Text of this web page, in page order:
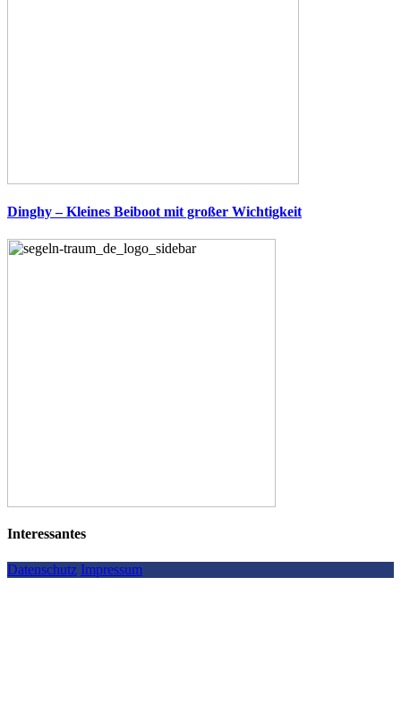
Dinghy – Kleines Beiboot mit großer Wichtigkeit
Interessantes
Datenschutz Impressum